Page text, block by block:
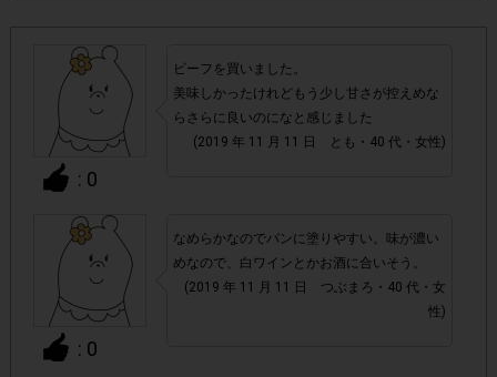
・参加(申し込み)を回答前にしていただければ、募集人数が
上限に達しても、掲載期間内のアンケート回答が可能です。
・他サイトのテンタメを含め、1つのアンケートにつき1人1
回の参加とさせていただいております。
・悪質な投稿があった場合、 アカウントを停止 させていた
だくこともあります。
・スマートフォン、携帯電話、タブレットPCにつきまし
: 0
ビーフを買いました。
美味しかったけれどもう少し甘さが控えめな
らさらに良いのになと感じました
(2019 年 11 月 11 日 とも・40 代・女性)
: 0
なめらかなのでパンに塗りやすい。味が濃い
めなので、白ワインとかお酒に合いそう。
(2019 年 11 月 11 日 つぶまろ・40 代・女
性)